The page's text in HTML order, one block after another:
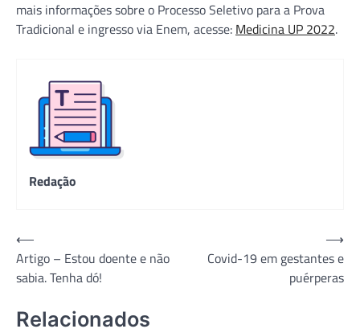
mais informações sobre o Processo Seletivo para a Prova
Tradicional e ingresso via Enem, acesse: Medicina UP 2022.
Redação
Navegação
de
Post
⟵
Artigo – Estou doente e não
sabia. Tenha dó!
Covid-19 em gestantes e
puérperas
⟶
Relacionados